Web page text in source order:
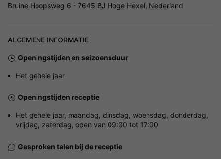
Bruine Hoopsweg 6 - 7645 BJ Hoge Hexel, Nederland
ALGEMENE INFORMATIE
Openingstijden en seizoensduur
Het gehele jaar
Openingstijden receptie
Het gehele jaar, maandag, dinsdag, woensdag, donderdag,
vrijdag, zaterdag, open van 09:00 tot 17:00
Gesproken talen bij de receptie